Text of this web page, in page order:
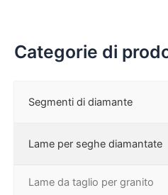
Categorie di
Segmenti di diamante
Lame per seghe diamantate
Lame da taglio per granito